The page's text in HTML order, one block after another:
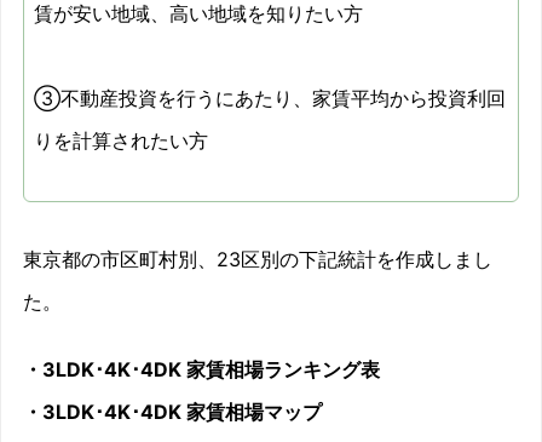
賃が安い地域、高い地域を知りたい方
③不動産投資を行うにあたり、家賃平均から投資利回
りを計算されたい方
東京都の市区町村別、23区別の下記統計を作成しまし
た。
・3LDK･4K･4DK 家賃相場ランキング表
・3LDK･4K･4DK 家賃相場マップ